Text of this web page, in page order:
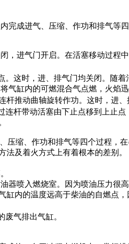
完成进气、压缩、作功和排气
，进气门开启。在活塞移动过
这时，进、排气门均关闭。随
气缸内的可燃混合气点燃，火
杆推动曲轴旋转作功。这时，进
杆带动活塞由下止点移到上止
压缩、作功和排气等四个过程，
及着火方式上有着根本的差别。
器喷入燃烧室。因为喷油压力
内的温度远高于柴油的自燃点
气排出气缸。